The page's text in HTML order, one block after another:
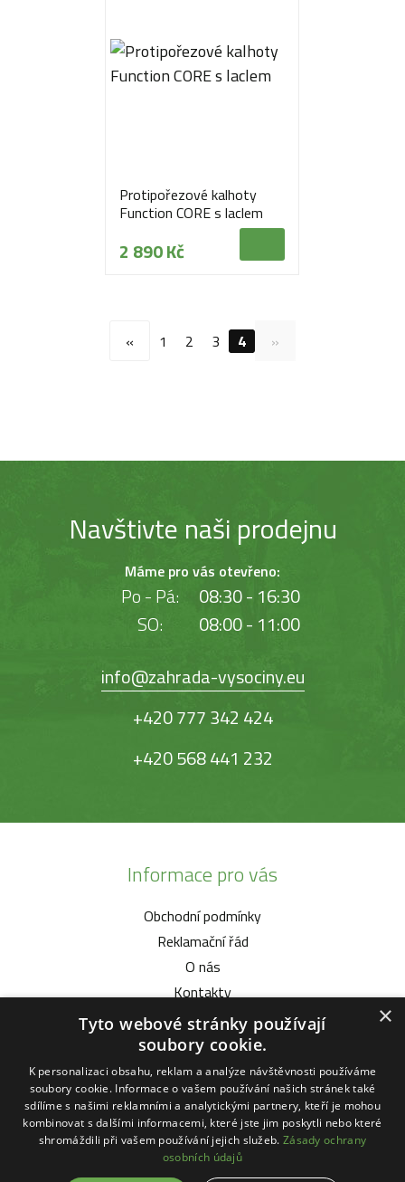
Protipořezové kalhoty
Function CORE s laclem
2 890 Kč
« 1 2 3 4 »
Navštivte naši prodejnu
Máme pro vás otevřeno:
Po - Pá:
08:30 - 16:30
SO:
08:00 - 11:00
info@zahrada-vysociny.eu
+420 777 342 424
+420 568 441 232
Informace pro vás
Obchodní podmínky
Reklamační řád
O nás
Kontakty
Vybíráme pro vás
Malotratory Vari Honda
Kuchyňské potřeby Status
Sekačky robotické
Motorové pily Stihl
×
Tyto webové stránky používají
soubory cookie.
K personalizaci obsahu, reklam a analýze návštěvnosti používáme
soubory cookie. Informace o vašem používání našich stránek také
sdílíme s našimi reklamními a analytickými partnery, kteří je mohou
kombinovat s dalšími informacemi, které jste jim poskytli nebo které
shromáždili při vašem používání jejich služeb. Zásady ochrany
osobních údajů